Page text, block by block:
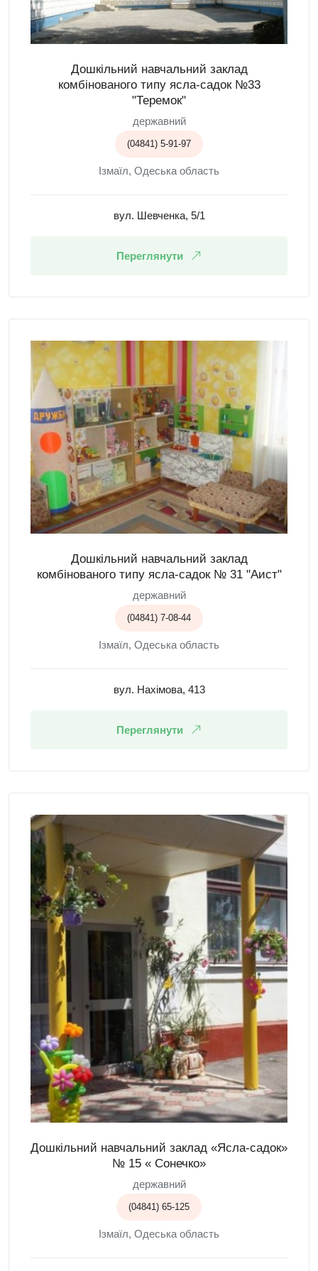
Дошкільний навчальний заклад
комбінованого типу ясла-садок №33
"Теремок"
державний
(04841) 5-91-97
Ізмаїл, Одеська область
вул. Шевченка, 5/1
Переглянути
Дошкільний навчальний заклад
комбінованого типу ясла-садок № 31 "Аист"
державний
(04841) 7-08-44
Ізмаїл, Одеська область
вул. Нахімова, 413
Переглянути
Дошкільний навчальний заклад «Ясла-садок»
№ 15 « Сонечко»
державний
(04841) 65-125
Ізмаїл, Одеська область